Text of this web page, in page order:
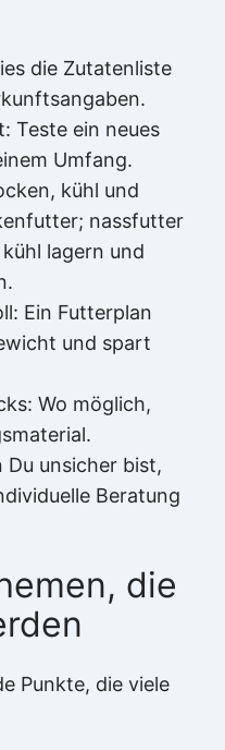
die Zutatenliste
Teste ein neues
Umfang.
kühl und
nassfutter
lagern und
Ein Futterplan
und spart
Wo möglich,
Du unsicher bist,
Beratung
die
Punkte, die viele